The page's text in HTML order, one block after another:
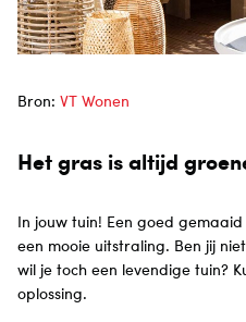
Bron: VT Wonen
Het gras is altijd
In jouw tuin! Een goed
een mooie uitstraling. Ben jij
wil je toch een levendige tuin?
oplossing.